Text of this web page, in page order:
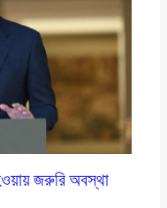
জরুরি অবস্থা